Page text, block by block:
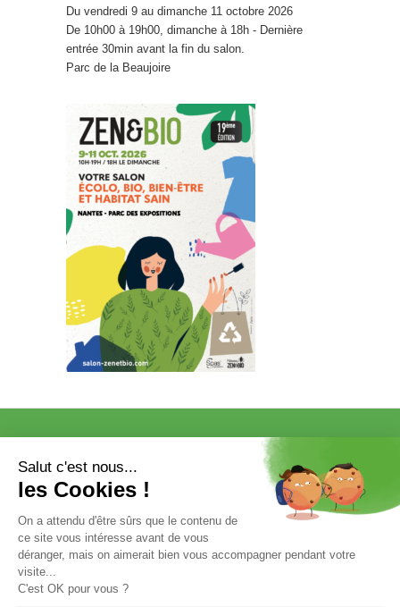
Du vendredi 9 au dimanche 11 octobre 2026
De 10h00 à 19h00, dimanche à 18h - Dernière
entrée 30min avant la fin du salon.
Parc de la Beaujoire
EXPOSER
COMMUNICATION/PRESSE ET
VOTRE ENTRÉE GRATUITE